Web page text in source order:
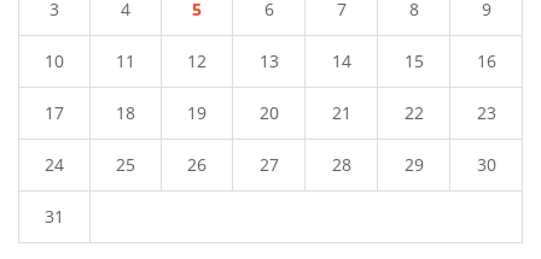
3 4 5 6 7 8 9
10 11 12 13 14 15 16
17 18 19 20 21 22 23
24 25 26 27 28 29 30
31